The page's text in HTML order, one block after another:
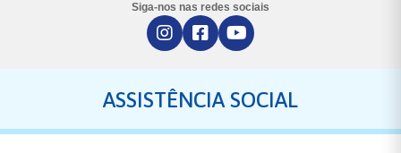
Siga-nos nas redes sociais
ASSISTÊNCIA SOCIAL